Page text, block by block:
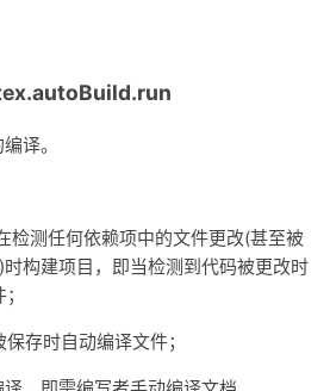
译。
检测任何依赖项中的文件更改(甚至被
构建项目，即当检测到代码被更改时
存时自动编译文件；